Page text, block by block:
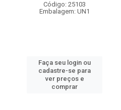
Código: 25103
Embalagem: UN1
Faça seu login ou
cadastre-se para
ver preços e
comprar